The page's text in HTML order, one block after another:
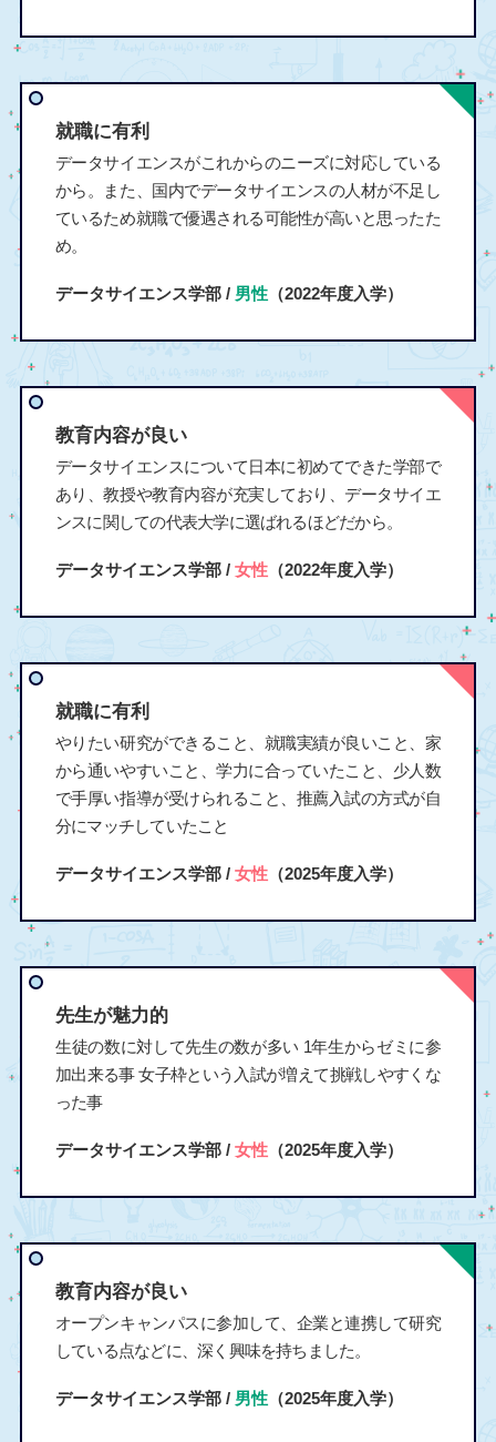
就職に有利
データサイエンスがこれからのニーズに対応している
から。また、国内でデータサイエンスの人材が不足し
ているため就職で優遇される可能性が高いと思ったた
め。
データサイエンス学部 / 男性（2022年度入学）
教育内容が良い
データサイエンスについて日本に初めてできた学部で
あり、教授や教育内容が充実しており、データサイエ
ンスに関しての代表大学に選ばれるほどだから。
データサイエンス学部 / 女性（2022年度入学）
就職に有利
やりたい研究ができること、就職実績が良いこと、家
から通いやすいこと、学力に合っていたこと、少人数
で手厚い指導が受けられること、推薦入試の方式が自
分にマッチしていたこと
データサイエンス学部 / 女性（2025年度入学）
先生が魅力的
生徒の数に対して先生の数が多い 1年生からゼミに参
加出来る事 女子枠という入試が増えて挑戦しやすくな
った事
データサイエンス学部 / 女性（2025年度入学）
教育内容が良い
オープンキャンパスに参加して、企業と連携して研究
している点などに、深く興味を持ちました。
データサイエンス学部 / 男性（2025年度入学）